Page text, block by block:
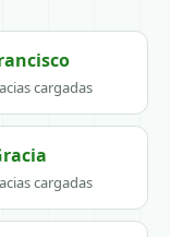
cargadas
cargadas